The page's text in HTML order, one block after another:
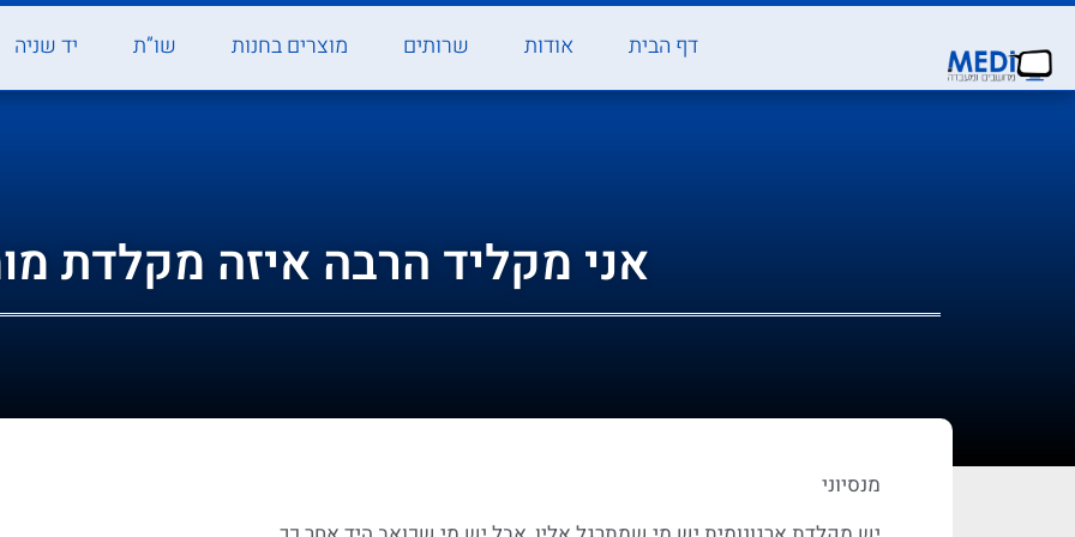
דף הבית אודות שרותים מוצרים בחנות שו”ת יד שניה
אני מקליד הרבה איזה מקלדת
מנסיוני